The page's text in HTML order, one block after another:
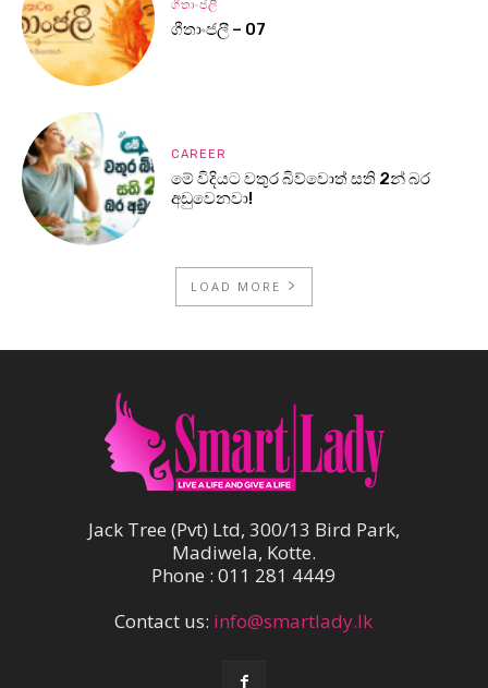
ගීතාංජලී
ගීතාංජලී – 07
CAREER
මේ විදියට වතුර බිව්වොත් සති 2න් බර
අඩුවෙනවා!
LOAD MORE
Jack Tree (Pvt) Ltd, 300/13 Bird Park,
Madiwela, Kotte.
Phone : 011 281 4449
Contact us: info@smartlady.lk